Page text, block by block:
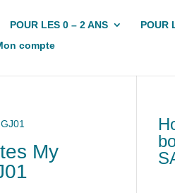
POUR LES 0 – 2 ANS
POUR
compte
My